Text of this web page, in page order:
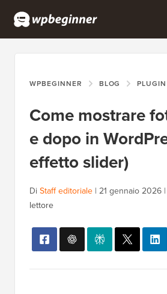
WPBEGINNER BLOG PLUGIN
Come mostrare
e dopo in
effetto slider)
Di Staff editoriale | 21 gennaio 2026 |
lettore